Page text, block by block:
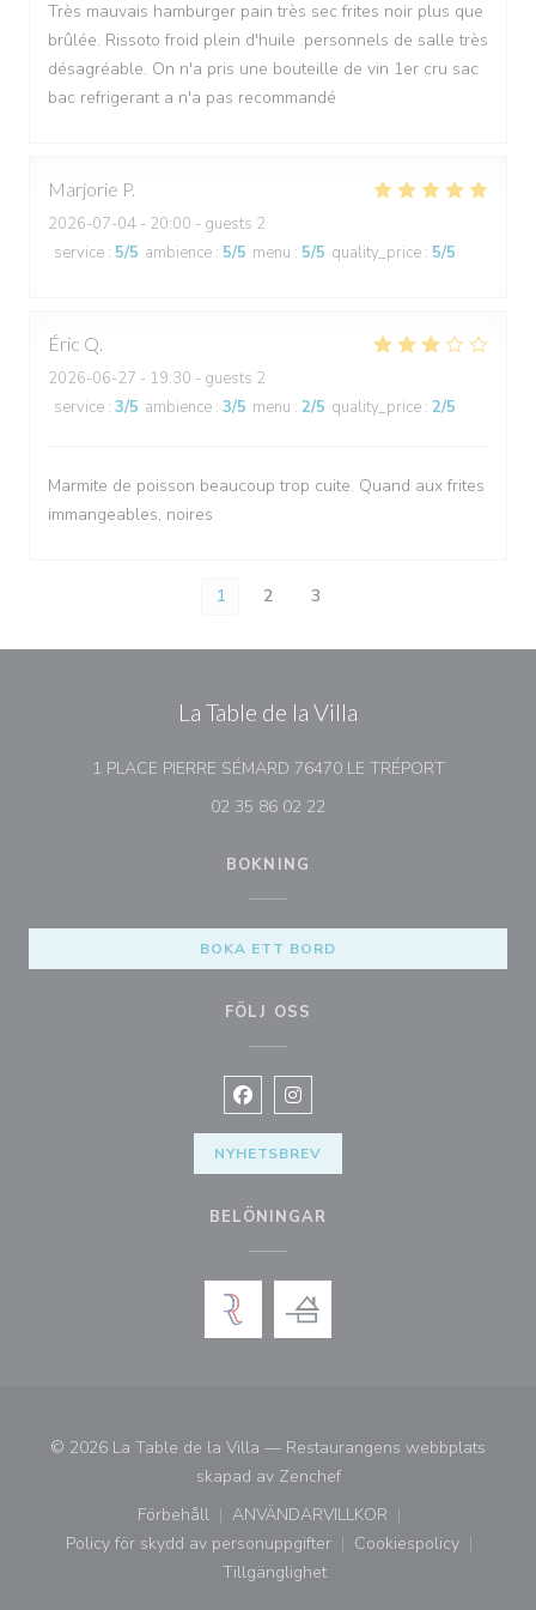
Très mauvais hamburger pain très sec frites noir plus que
brûlée. Rissoto froid plein d'huile .personnels de salle très
désagréable. On n'a pris une bouteille de vin 1er cru sac
bac refrigerant a n'a pas recommandé
Marjorie P
2026-07-04 - 20:00 - guests 2
service : 5/5 ambience : 5/5 menu : 5/5 quality_price : 5/5
Éric Q
2026-06-27 - 19:30 - guests 2
service : 3/5 ambience : 3/5 menu : 2/5 quality_price : 2/5
Marmite de poisson beaucoup trop cuite. Quand aux frites
immangeables, noires
1 2 3
La Table de la Villa
1 PLACE PIERRE SÉMARD 76470 LE TRÉPORT((öppnas i
02 35 86 02 22
BOKNING
BOKA ETT BORD
FÖLJ OSS
Facebook ((öppnas i ett nytt
Instagram ((öppnas i ett nytt
NYHETSBREV
BELÖNINGAR
© 2026 La Table de la Villa — Restaurangens webbplats
skapad av Zenchef((öppnas i ett nytt fönster))
Förbehåll
((öppnas i ett nytt fönster))
ANVÄNDARVILLKOR
((öppnas i ett nytt fönster))
Policy för skydd av personuppgifter
((öppnas i ett nytt fönster))
Cookiespolicy
((öppnas i ett
Tillgänglighet
((öppnas i ett nytt fönster))